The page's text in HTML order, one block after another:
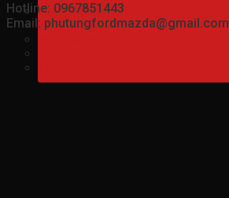
Ford Modeo
Ford Transit
Hotline: 0967851443
Email: phutungfordmazda@gmail.com